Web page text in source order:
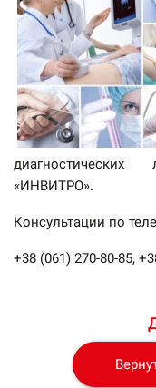
«ИНВИТРО».
Консультации по
+38 (061) 270-80-85,